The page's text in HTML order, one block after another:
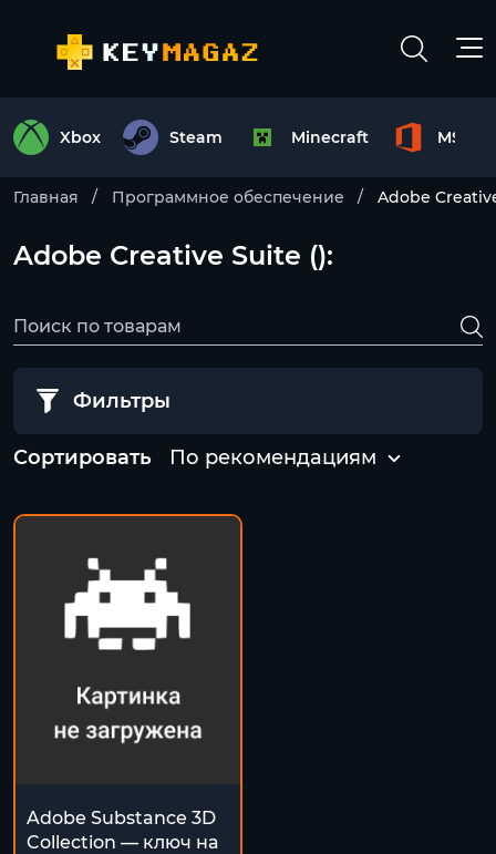
Xbox Steam Minecraft MS
Главная Программное обеспечение Adobe
Adobe Creative Suite ():
Фильтры
Сортировать По рекомендациям
Adobe Substance 3D
Collection — ключ на